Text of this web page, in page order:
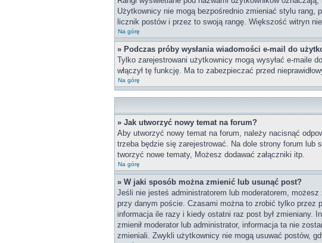
Użytkownicy nie mogą bezpośrednio zmieniać stylu
licznik postów i przez to swoją rangę. Większość witryn
Na górę
» Podczas próby wysłania wiadomości e-mail do
Tylko zarejestrowani użytkownicy mogą wysyłać e-maile
włączył tę funkcję. Ma to zabezpieczać przed
Na górę
» Jak utworzyć nowy temat na forum?
Aby utworzyć nowy temat na forum, należy nacisnąć
trzeba będzie się zarejestrować. Na dole strony forum lub
tworzyć nowe tematy, Możesz dodawać załączniki itp.
Na górę
» W jaki sposób można zmienić lub usunąć post?
Jeśli nie jesteś administratorem lub moderatorem,
przy danym poście. Czasami można to zrobić tylko przez
informacja ile razy i kiedy ostatni raz post był zmieniany.
zmienił moderator lub administrator, informacja ta nie
zmieniali. Zwykli użytkownicy nie mogą usuwać postów,